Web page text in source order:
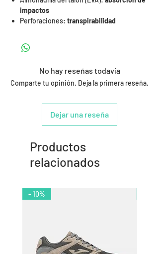
impactos
Perforaciones: transpirabilidad
No hay reseñas todavía
Comparte tu opinión. Deja la primera reseña.
Dejar una reseña
Productos
relacionados
- 10%